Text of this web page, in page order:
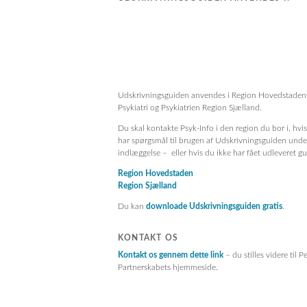
Udskrivningsguiden anvendes i Region
Psykiatri og Psykiatrien Region Sjælland.
Du skal kontakte Psyk-Info i den region du bor i,
har spørgsmål til brugen af Udskrivningsguiden
indlæggelse – eller hvis du ikke har fået udleveret
Region Hovedstaden
Region Sjælland
Du kan downloade Udskrivningsguiden gratis
KONTAKT OS
Kontakt os gennem dette link – du stilles videre til
Partnerskabets hjemmeside.